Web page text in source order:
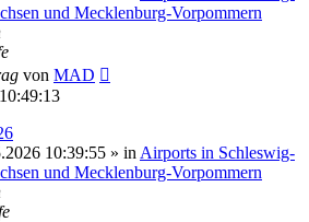
und Mecklenburg-Vorpommern
von MAD
10:39:55 » in Airports in Schleswig-
und Mecklenburg-Vorpommern